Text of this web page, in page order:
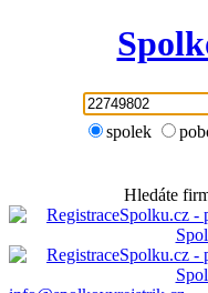
spolek
Hledáte